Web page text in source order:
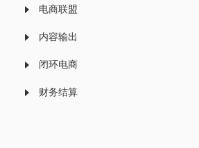
电商联盟
内容输出
闭环电商
财务结算